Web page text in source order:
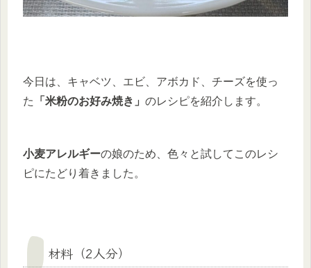
今日は、キャベツ、エビ、アボカド、チーズを使っ
た
「米粉のお好み焼き」 のレシピを紹介します。
小麦アレルギーの娘のため、色々と試してこのレシ
ピにたどり着きました。
材料（2人分）